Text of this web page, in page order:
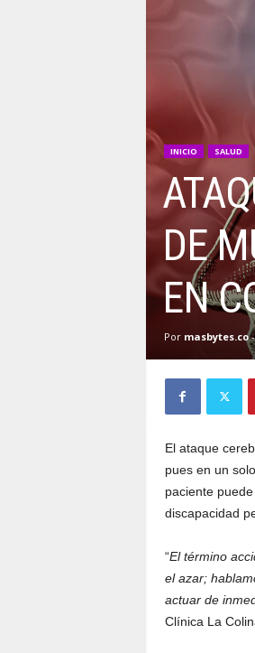
INICIO SALUD
DE
EN
Por masbytes.co-
El ataque
pues en un
paciente
discapacidad
“El término
el azar;
actuar de
Clínica La